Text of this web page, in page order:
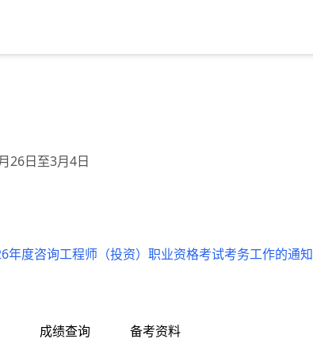
26日至3月4日
年度咨询工程师（投资）职业资格考试考务工作的通知
成绩查询 备考资料